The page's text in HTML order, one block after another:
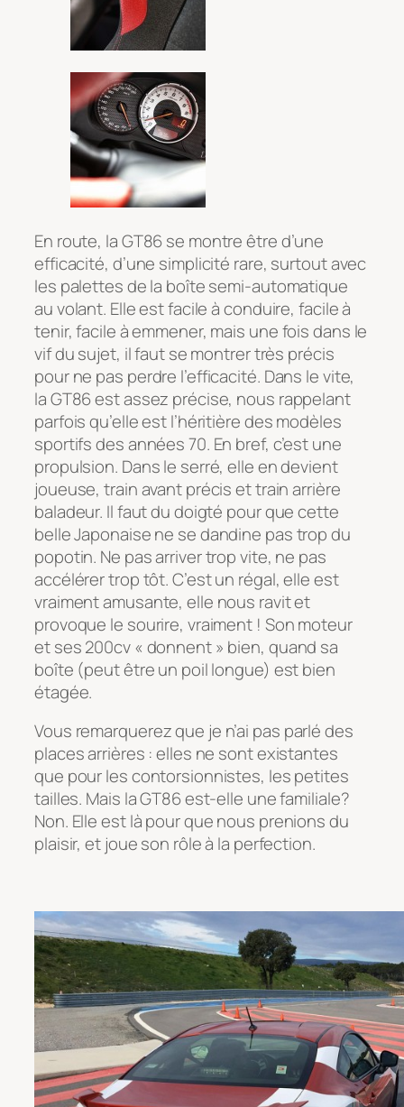
En route, la GT86 se montre être d’une
efficacité, d’une simplicité rare, surtout avec
les palettes de la boîte semi-automatique
au volant. Elle est facile à conduire, facile à
tenir, facile à emmener, mais une fois dans le
vif du sujet, il faut se montrer très précis
pour ne pas perdre l’efficacité. Dans le vite,
la GT86 est assez précise, nous rappelant
parfois qu’elle est l’héritière des modèles
sportifs des années 70. En bref, c’est une
propulsion. Dans le serré, elle en devient
joueuse, train avant précis et train arrière
baladeur. Il faut du doigté pour que cette
belle Japonaise ne se dandine pas trop du
popotin. Ne pas arriver trop vite, ne pas
accélérer trop tôt. C’est un régal, elle est
vraiment amusante, elle nous ravit et
provoque le sourire, vraiment ! Son moteur
et ses 200cv « donnent » bien, quand sa
boîte (peut être un poil longue) est bien
étagée.
Vous remarquerez que je n’ai pas parlé des
places arrières : elles ne sont existantes
que pour les contorsionnistes, les petites
tailles. Mais la GT86 est-elle une familiale?
Non. Elle est là pour que nous prenions du
plaisir, et joue son rôle à la perfection.